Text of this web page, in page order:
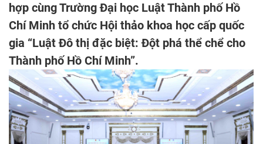
hợp cùng Trường Đại học Luật Thành phố Hồ
Chí Minh tổ chức Hội thảo khoa học cấp quốc
gia “Luật Đô thị đặc biệt: Đột phá thể chể cho
Thành phố Hồ Chí Minh”.